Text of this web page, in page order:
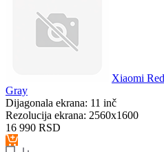
Xiaomi
Gray
Dijagonala ekrana: 11 inč
Rezolucija ekrana: 2560x1600
16 990 RSD